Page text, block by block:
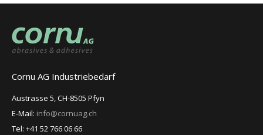
Cornu AG Industriebedarf
Austrasse 5, CH-8505 Pfyn
E-Mail: info@cornuag.ch
Tel: +41 52 766 06 66